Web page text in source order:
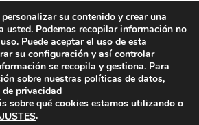
los derechos reservados.Aviso legal
|Política de Cookies
porNucleosoft
Inicio
Quiénes Somos
su contenido y crear una
usted. Podemos recopilar información no
Puede aceptar el uso de esta
su configuración y así controlar
se recopila y gestiona. Para
sobre nuestras políticas de datos,
privacidad
sobre qué cookies estamos utilizando o
.